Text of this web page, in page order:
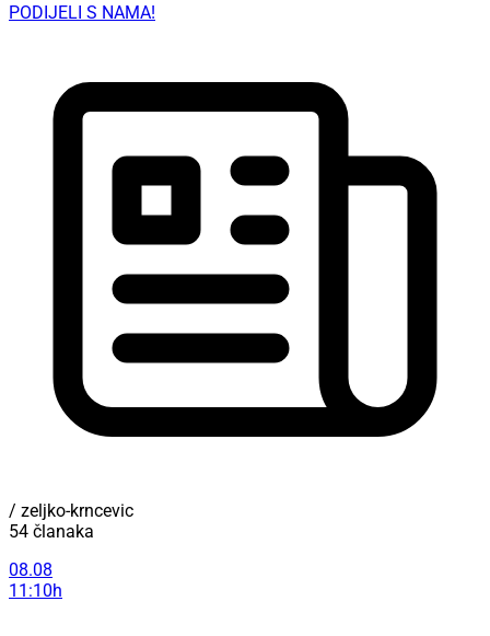
PODIJELI S NAMA!
/ zeljko-krncevic
54 članaka
08.08
11:10h